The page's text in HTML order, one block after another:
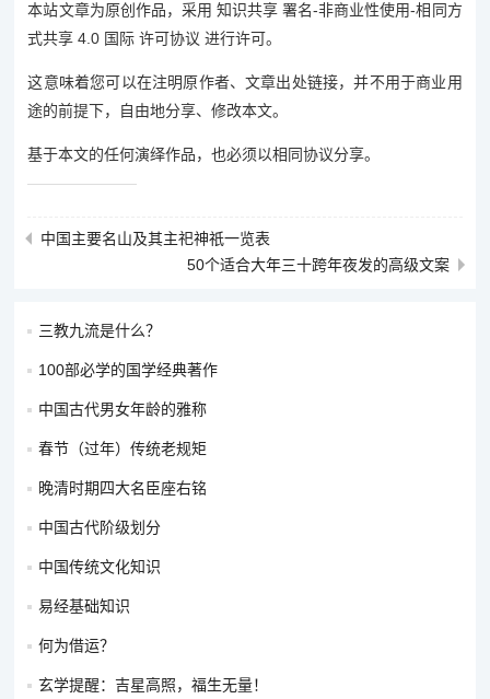
本站文章为原创作品，采用 知识共享 署名-非商业性使用-相同方
式共享 4.0 国际 许可协议 进行许可。
这意味着您可以在注明原作者、文章出处链接，并不用于商业用
途的前提下，自由地分享、修改本文。
基于本文的任何演绎作品，也必须以相同协议分享。
中国主要名山及其主祀神祇一览表
50个适合大年三十跨年夜发的高级文案
三教九流是什么？
100部必学的国学经典著作
中国古代男女年龄的雅称
春节（过年）传统老规矩
晚清时期四大名臣座右铭
中国古代阶级划分
中国传统文化知识
易经基础知识
何为借运？
玄学提醒：吉星高照，福生无量！